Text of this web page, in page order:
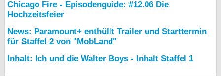
Chicago Fire - Episodenguide: #12.06 Die
Hochzeitsfeier
News: Paramount+ enthüllt Trailer und Starttermin
für Staffel 2 von "MobLand"
Inhalt: Ich und die Walter Boys - Inhalt Staffel 1